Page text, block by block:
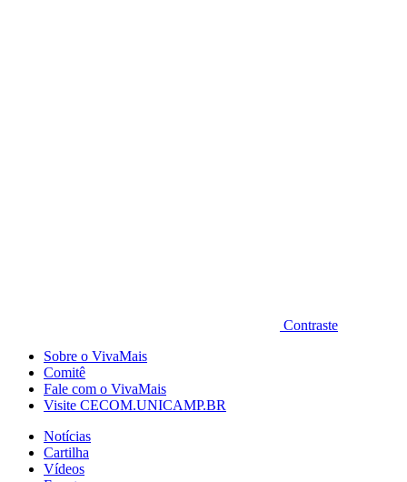
Contraste
Sobre o VivaMais
Comitê
Fale com o VivaMais
Visite CECOM.UNICAMP.BR
Notícias
Cartilha
Vídeos